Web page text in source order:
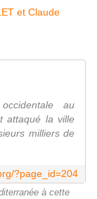
au
attaqué la ville
milliers de
?page_id=204
à cette